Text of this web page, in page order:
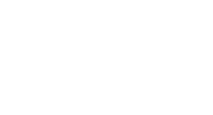
5, recenzija: 50